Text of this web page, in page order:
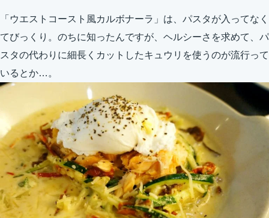
「ウエストコースト風カルボナーラ」は、パスタが入ってなく
てびっくり。のちに知ったんですが、ヘルシーさを求めて、パ
スタの代わりに細長くカットしたキュウリを使うのが流行って
いるとか…。